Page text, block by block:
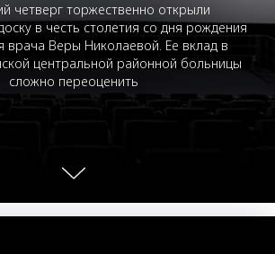
четверг торжественно открыли
в честь столетия со дня рождения
врача Веры Николаевой. Ее вклад в
центральной районной больницы
сложно переоценить